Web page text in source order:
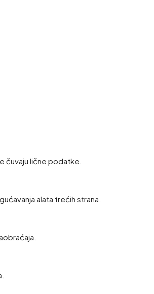
čuvaju lične podatke.
alata trećih strana.